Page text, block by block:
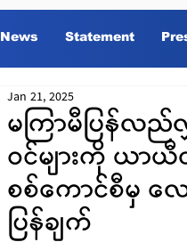
မကြာမီပြန်လ
ဝင်များကို ယာ
စစ်ကောင်စီမှ
ပြန်ချက်
Jan 21, 2025
News Statement